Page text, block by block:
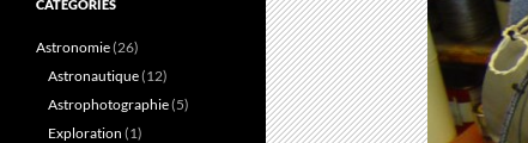
CATÉGORIES
Astronomie(26)
Astronautique(12)
Astrophotographie(5)
Exploration (1)